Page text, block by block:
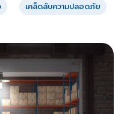
เคล็ดลับความปลอดภัย